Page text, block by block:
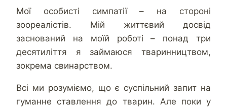
Мої особисті симпатії – на стороні
зоореалістів. Мій життєвий досвід
заснований на моїй роботі – понад три
десятиліття я займаюся тваринництвом,
зокрема свинарством.
Всі ми розуміємо, що є суспільний запит на
гуманне ставлення до тварин. Але поки у